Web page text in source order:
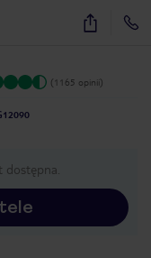
12
(1165 opinii)